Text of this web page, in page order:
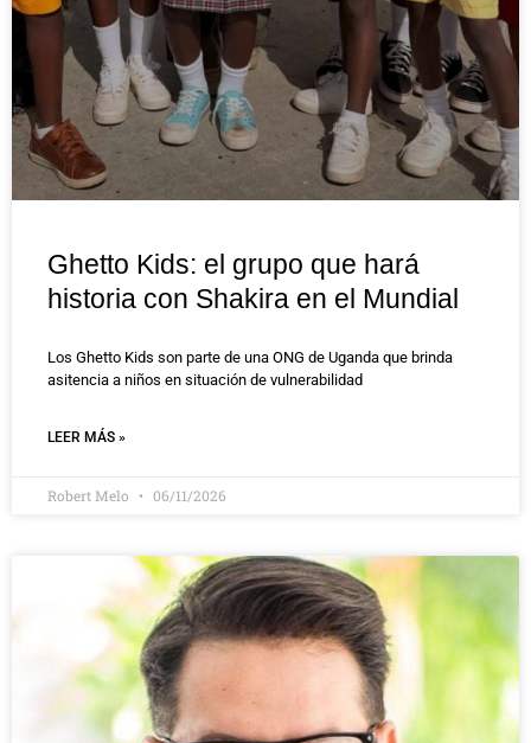
Ghetto Kids: el grupo que hará
historia con Shakira en el Mundial
Los Ghetto Kids son parte de una ONG de Uganda que brinda
asitencia a niños en situación de vulnerabilidad
LEER MÁS »
Robert Melo 06/11/2026